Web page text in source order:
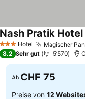
3 SterneHotel Magischer
Nash Pratik Hotel
8.2 Sehr gut 5’570
Ab CHF 75
Preise von 12